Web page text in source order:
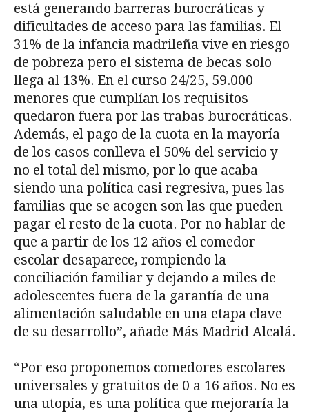
está generando barreras burocráticas y
dificultades de acceso para las familias. El
31% de la infancia madrileña vive en riesgo
de pobreza pero el sistema de becas solo
llega al 13%. En el curso 24/25, 59.000
menores que cumplían los requisitos
quedaron fuera por las trabas burocráticas.
Además, el pago de la cuota en la mayoría
de los casos conlleva el 50% del servicio y
no el total del mismo, por lo que acaba
siendo una política casi regresiva, pues las
familias que se acogen son las que pueden
pagar el resto de la cuota. Por no hablar de
que a partir de los 12 años el comedor
escolar desaparece, rompiendo la
conciliación familiar y dejando a miles de
adolescentes fuera de la garantía de una
alimentación saludable en una etapa clave
de su desarrollo”, añade Más Madrid Alcalá.
“Por eso proponemos comedores escolares
universales y gratuitos de 0 a 16 años. No es
una utopía, es una política que mejoraría la